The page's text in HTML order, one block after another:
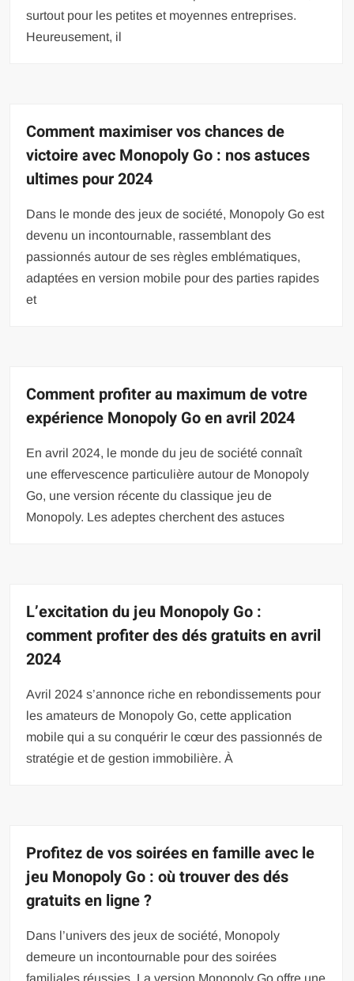
surtout pour les petites et moyennes entreprises.
Heureusement, il
Comment maximiser vos chances de
victoire avec Monopoly Go : nos astuces
ultimes pour 2024
Dans le monde des jeux de société, Monopoly Go est
devenu un incontournable, rassemblant des
passionnés autour de ses règles emblématiques,
adaptées en version mobile pour des parties rapides
et
Comment profiter au maximum de votre
expérience Monopoly Go en avril 2024
En avril 2024, le monde du jeu de société connaît
une effervescence particulière autour de Monopoly
Go, une version récente du classique jeu de
Monopoly. Les adeptes cherchent des astuces
L’excitation du jeu Monopoly Go :
comment profiter des dés gratuits en avril
2024
Avril 2024 s’annonce riche en rebondissements pour
les amateurs de Monopoly Go, cette application
mobile qui a su conquérir le cœur des passionnés de
stratégie et de gestion immobilière. À
Profitez de vos soirées en famille avec le
jeu Monopoly Go : où trouver des dés
gratuits en ligne ?
Dans l’univers des jeux de société, Monopoly
demeure un incontournable pour des soirées